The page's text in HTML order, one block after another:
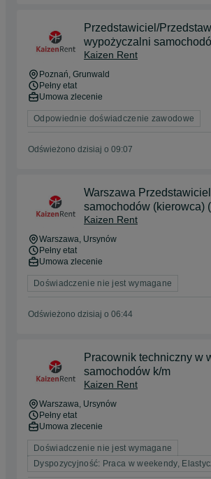
Przedstawiciel/
wypożyczalni
Kaizen Rent
Poznań, Grunwald
Pełny etat
Umowa zlecenie
Odpowiednie doświadczenie zawodowe
Odświeżono dzisiaj o 09:07
Warszawa
samochodów (kierowca)
Kaizen Rent
Warszawa, Ursynów
Pełny etat
Umowa zlecenie
Doświadczenie nie jest wymagane
Odświeżono dzisiaj o 06:44
Pracownik techniczny w
samochodów k/m
Kaizen Rent
Warszawa, Ursynów
Pełny etat
Umowa zlecenie
Doświadczenie nie jest wymagane
Dyspozycyjność: Praca w weekendy,